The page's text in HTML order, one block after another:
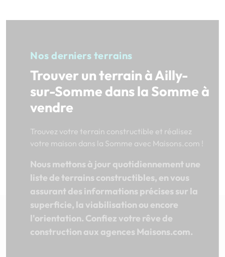
Nos derniers terrains
Trouver un terrain à Ailly-
sur-Somme dans la Somme à
vendre
Trouvez votre terrain constructible et réalisez
votre maison dans la Somme avec Maisons.com !
Nous mettons à jour quotidiennement une
liste de terrains constructibles, en vous
assurant des informations précises sur la
superficie, la viabilisation ou encore
l'orientation. Confiez votre rêve de
construction aux agences Maisons.com.